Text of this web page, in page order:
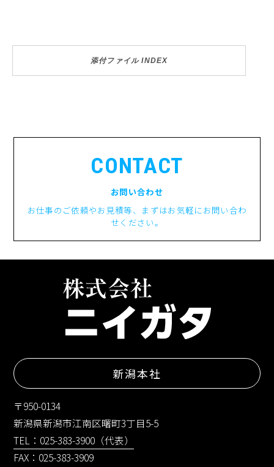
添付ファイル INDEX
CONTACT
お問い合わせ
お仕事のご依頼やお見積等、まずはお気軽にお問い合わ
せください。
新潟本社
〒950-0134
新潟県新潟市江南区曙町3丁目5-5
TEL：025-383-3900（代表）
FAX：025-383-3909